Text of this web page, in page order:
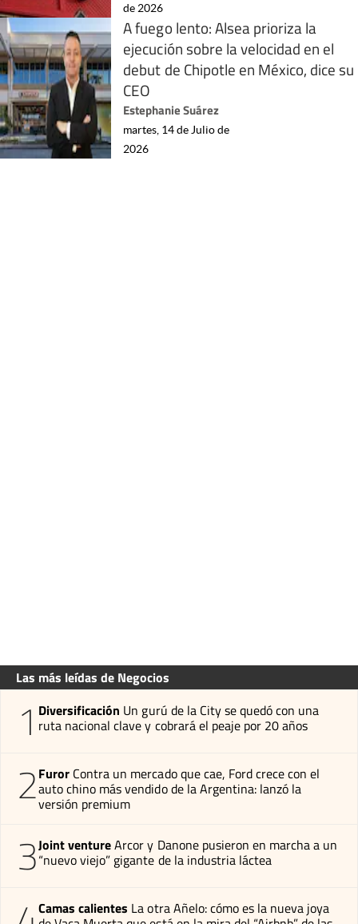
de 2026
A fuego lento: Alsea prioriza la
ejecución sobre la velocidad en el
debut de Chipotle en México, dice su
CEO
Estephanie Suárez
martes, 14 de Julio de
2026
Las más leídas de Negocios
1 Diversificación Un gurú de la City se quedó con una
ruta nacional clave y cobrará el peaje por 20 años
2Furor Contra un mercado que cae, Ford crece con el
auto chino más vendido de la Argentina: lanzó la
versión premium
3Joint ventureArcor y Danone pusieron en marcha a un
“nuevo viejo” gigante de la industria láctea
Camas calientes La otra Añelo: cómo es la nueva joya